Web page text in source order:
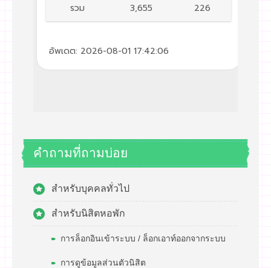
คำถามที่ถามบ่อย
สำหรับบุคคลทั่วไป
สำหรับนิสิตหอพัก
การล็อกอินเข้าระบบ / ล็อกเอาท์ออกจากระบบ
การดูข้อมูลส่วนตัวนิสิต